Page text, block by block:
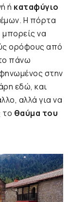
ή καταφύγιο
Η πόρτα
μπορείς να
ορόφους από
πάνω
στην
εδώ, και
αλλά για να
το θαύμα του